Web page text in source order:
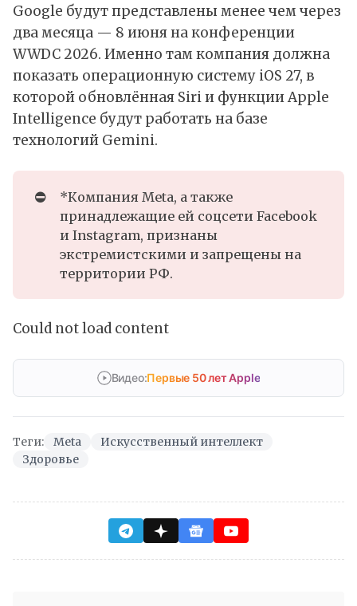
Google будут представлены менее чем через
два месяца — 8 июня на конференции
WWDC 2026. Именно там компания должна
показать операционную систему iOS 27, в
которой обновлённая Siri и функции Apple
Intelligence будут работать на базе
технологий Gemini.
⛔
*Компания Meta, а также
принадлежащие ей соцсети Facebook
и Instagram, признаны
экстремистскими и запрещены на
территории РФ.
Could not load content
Видео:Первые 50 лет Apple
Теги: Meta
Искусственный интеллект
Здоровье